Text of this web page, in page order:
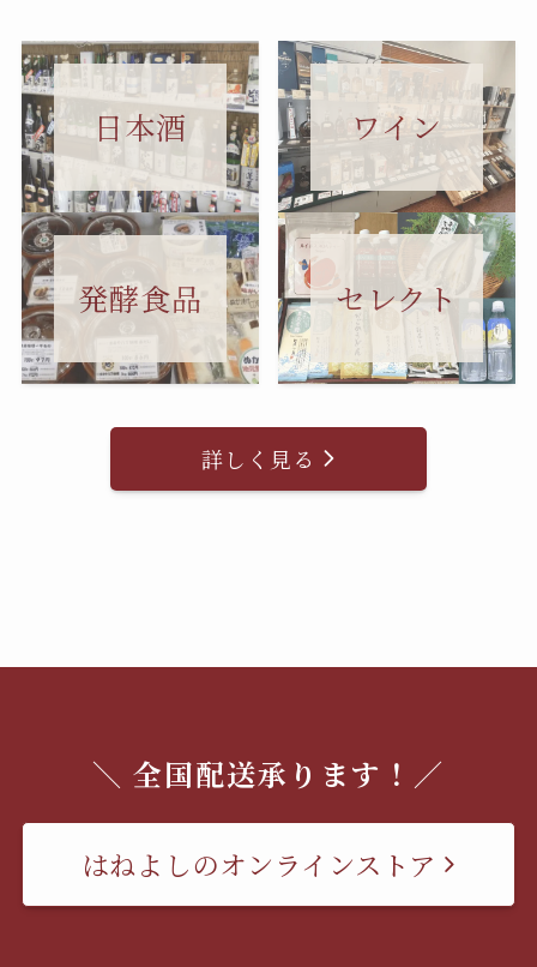
日本酒 ワイン
発酵食品 セレクト
詳しく見る
＼ 全国配送承ります！／
はねよしのオンラインストア